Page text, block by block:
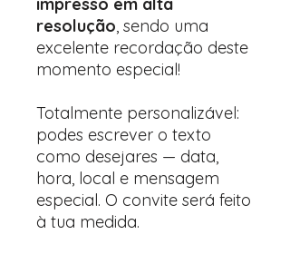
resolução, sendo uma
excelente recordação deste
momento especial!
Totalmente personalizável:
podes escrever o texto
como desejares — data,
hora, local e mensagem
especial. O convite será feito
à tua medida.